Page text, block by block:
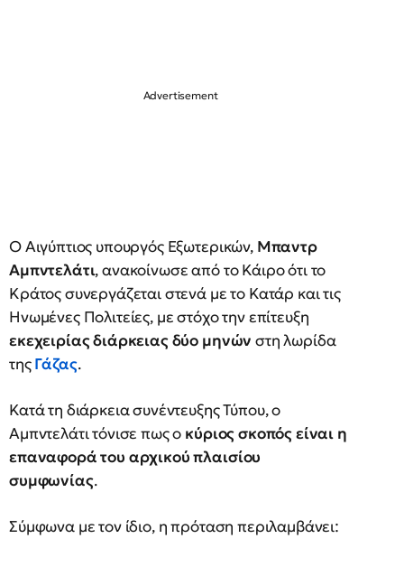
Ο Αιγύπτιος υπουργός Εξωτερικών, Μπαντρ
Αμπντελάτι, ανακοίνωσε από το Κάιρο ότι το
Κράτος συνεργάζεται στενά με το Κατάρ και τις
Ηνωμένες Πολιτείες, με στόχο την επίτευξη
εκεχειρίας διάρκειας δύο μηνών στη λωρίδα
τηςΓάζας.
Κατά τη διάρκεια συνέντευξης Τύπου, ο
Αμπντελάτι τόνισε πως ο κύριος σκοπός είναι η
επαναφορά του αρχικού πλαισίου
συμφωνίας.
Σύμφωνα με τον ίδιο, η πρόταση περιλαμβάνει: